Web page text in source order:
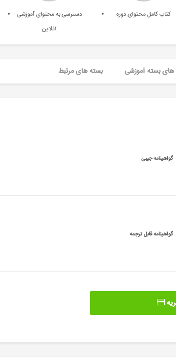
کتاب کامل محتوای دوره
دسترسی به محتوای آموزشی
آنلاین
بسته آموزشی بسته های مرتبط
گواهینامه جیبی
گواهینامه قابل ترجمه